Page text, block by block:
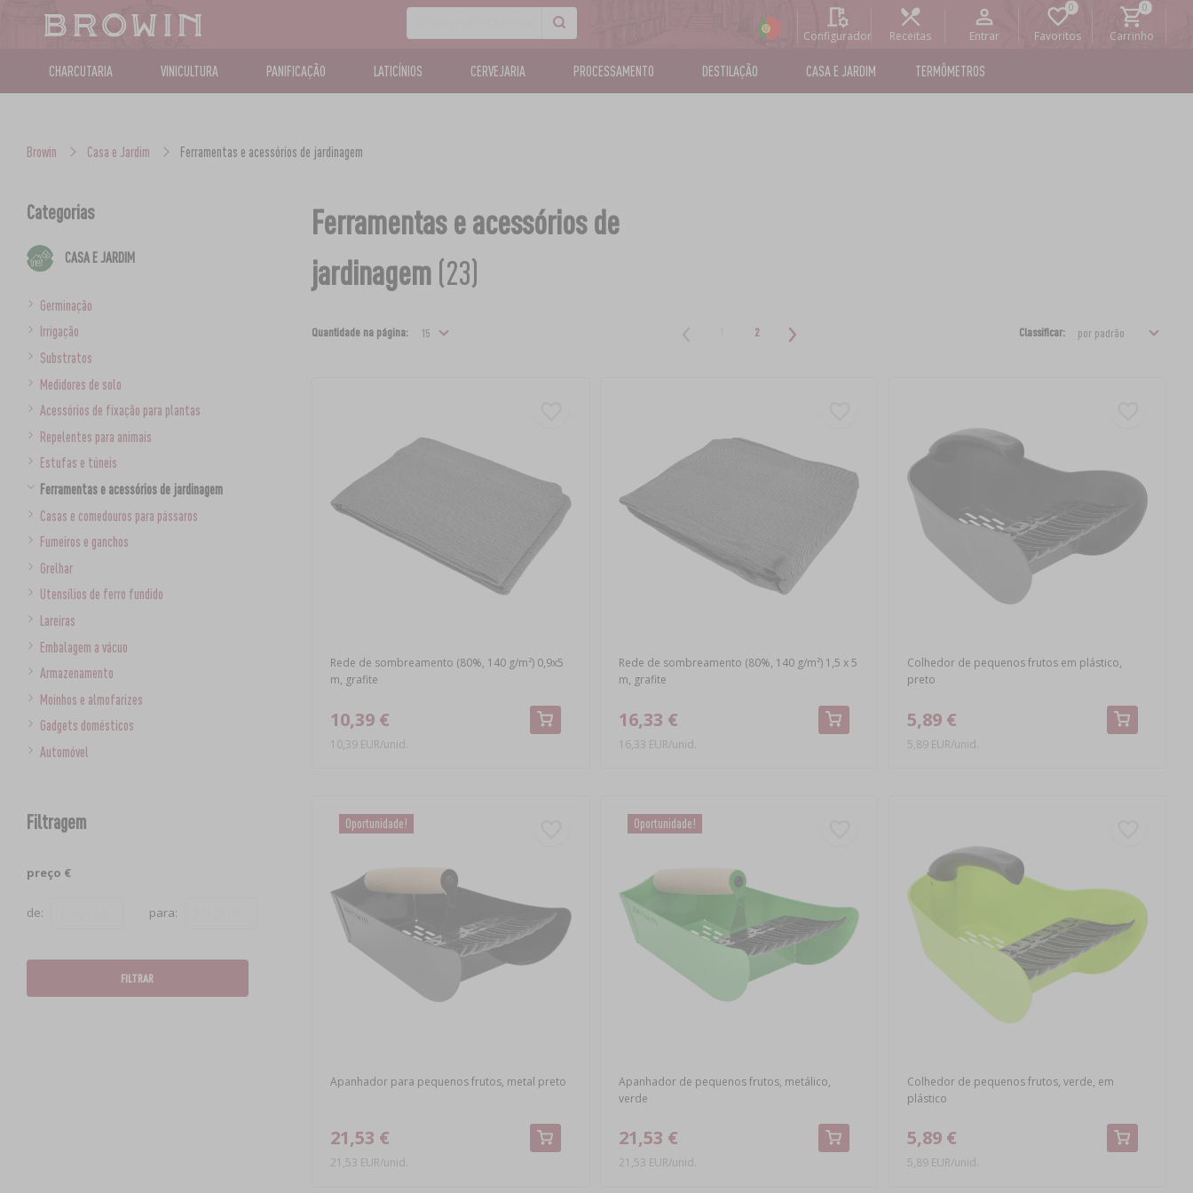
Configurador Receitas Entrar Favoritos Carrinho
CHARCUTARIA VINICULTURA PANIFICAÇÃO LATICÍNIOS CERVEJARIA PROCESSAMENTO DESTILAÇÃO CASA E JARDIM TERMÔMETROS
Browin Casa e Jardim Ferramentas e acessórios de jardinagem
Categorias
CASA E JARDIM
Germinação
Irrigação
Substratos
Medidores de solo
Acessórios de fixação para plantas
Repelentes para animais
Estufas e túneis
Ferramentas e acessórios de jardinagem
Casas e comedouros para pássaros
Fumeiros e ganchos
Grelhar
Utensílios de ferro fundido
Lareiras
Embalagem a vácuo
Armazenamento
Moinhos e almofarizes
Gadgets domésticos
Automóvel
Filtragem
preço €
de: para:
FILTRAR
Ferramentas e acessórios de
jardinagem(23)
Quantidade na página: 2 Classificar:
Rede de sombreamento (80%, 140 g/m²) 0,9x5
m, grafite
10,39 €
10,39 EUR/unid.
Rede de sombreamento (80%, 140 g/m²) 1,5 x 5
m, grafite
16,33 €
16,33 EUR/unid.
Colhedor de pequenos frutos em plástico,
preto
5,89 €
5,89 EUR/unid.
Oportunidade!
Apanhador para pequenos frutos, metal preto
21,53 €
21,53 EUR/unid.
Oportunidade!
Apanhador de pequenos frutos, metálico,
verde
21,53 €
21,53 EUR/unid.
Colhedor de pequenos frutos, verde, em
plástico
5,89 €
5,89 EUR/unid.